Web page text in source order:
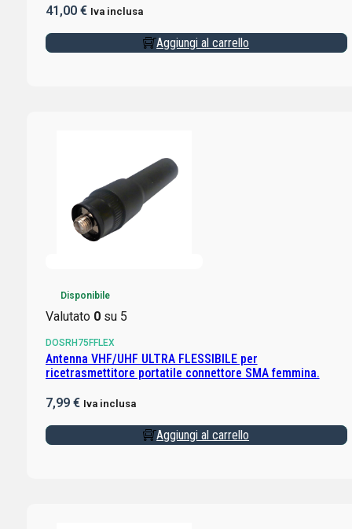
41,00 € Iva inclusa
Aggiungi al carrello
Disponibile
Valutato 0su 5
DOSRH75FFLEX
Antenna VHF/UHF ULTRA FLESSIBILE per
ricetrasmettitore portatile connettore SMA femmina.
7,99 € Iva inclusa
Aggiungi al carrello